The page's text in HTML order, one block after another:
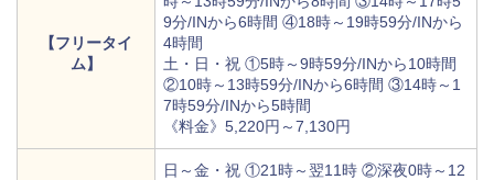
【フリータイ
ム】
9分/INから6時間 ④18時～19時59分/INから
4時間
土・日・祝 ①5時～9時59分/INから10時間
②10時～13時59分/INから6時間 ③14時～1
7時59分/INから5時間
《料金》5,220円～7,130円
日～金・祝 ①21時～翌11時 ②深夜0時～12